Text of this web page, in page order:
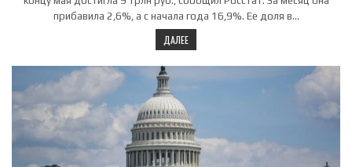
прибавила 2,6%, а с начала года 16,9%. Ее доля в…
ДАЛЕЕ